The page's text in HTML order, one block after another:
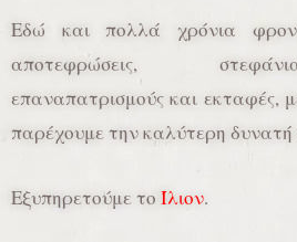
Εδώ και πολλά χρόνια
αποτεφρώσεις,
επαναπατρισμούς και εκταφές,
παρέχουμε την καλύτερη δυνατή
Εξυπηρετούμε το Ίλιον.